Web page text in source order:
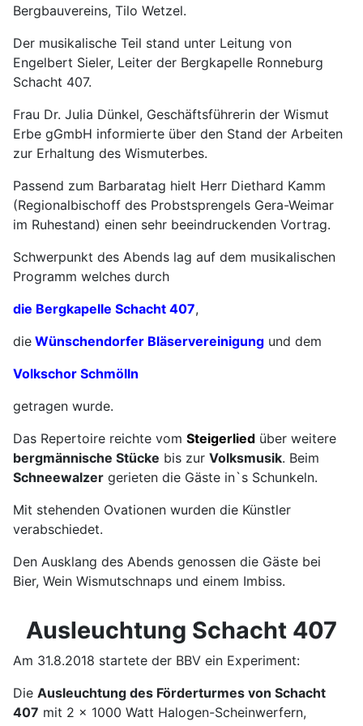
Bergbauvereins, Tilo Wetzel.
Der musikalische Teil stand unter Leitung von
Engelbert Sieler, Leiter der Bergkapelle Ronneburg
Schacht 407.
Frau Dr. Julia Dünkel, Geschäftsführerin der Wismut
Erbe gGmbH informierte über den Stand der Arbeiten
zur Erhaltung des Wismuterbes.
Passend zum Barbaratag hielt Herr Diethard Kamm
(Regionalbischoff des Probstsprengels Gera-Weimar
im Ruhestand) einen sehr beeindruckenden Vortrag.
Schwerpunkt des Abends lag auf dem musikalischen
Programm welches durch
die Bergkapelle Schacht 407,
die Wünschendorfer Bläservereinigung und dem
Volkschor Schmölln
getragen wurde.
Das Repertoire reichte vom Steigerlied über weitere
bergmännische Stücke bis zur Volksmusik. Beim
Schneewalzer gerieten die Gäste in`s Schunkeln.
Mit stehenden Ovationen wurden die Künstler
verabschiedet.
Den Ausklang des Abends genossen die Gäste bei
Bier, Wein Wismutschnaps und einem Imbiss.
Ausleuchtung Schacht 407
Am 31.8.2018 startete der BBV ein Experiment:
Die Ausleuchtung des Förderturmes von Schacht
407 mit 2 x 1000 Watt Halogen-Scheinwerfern,